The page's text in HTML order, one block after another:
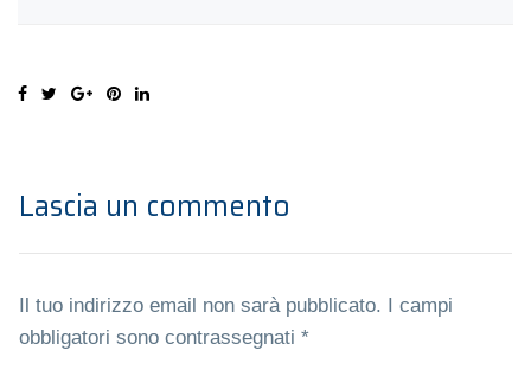
Lascia un commento
Il tuo indirizzo email non sarà pubblicato.
I campi
obbligatori sono contrassegnati *